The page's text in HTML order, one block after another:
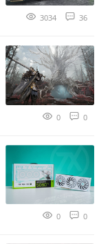
3034 36
0 0
0 0